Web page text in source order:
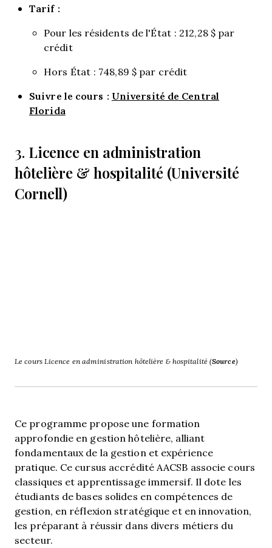
Tarif :
Pour les résidents de l'État : 212,28 $ par
crédit
Hors État : 748,89 $ par crédit
Suivre le cours : Université de Central
Florida
3. Licence en administration
hôtelière & hospitalité (Université
Cornell)
Le cours Licence en administration hôtelière & hospitalité (Source)
Ce programme propose une formation
approfondie en gestion hôtelière, alliant
fondamentaux de la gestion et expérience
pratique. Ce cursus accrédité AACSB associe cours
classiques et apprentissage immersif. Il dote les
étudiants de bases solides en compétences de
gestion, en réflexion stratégique et en innovation,
les préparant à réussir dans divers métiers du
secteur.